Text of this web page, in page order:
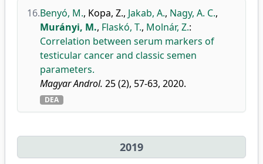
16.Benyó, M., Kopa, Z., Jakab, A., Nagy, A. C.,
Murányi, M., Flaskó, T., Molnár, Z.:
Correlation between serum markers of
testicular cancer and classic semen
parameters.
Magyar Androl. 25 (2), 57-63, 2020.
DEA
2019